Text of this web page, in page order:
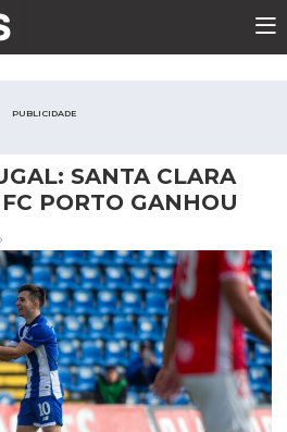
PUBLICIDADE
SANTA CLARA
PORTO GANHOU